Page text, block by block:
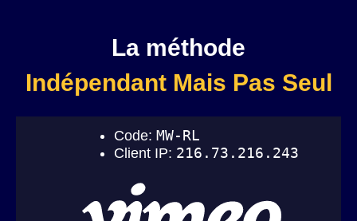
La méthode
Indépendant Mais Pas Seul